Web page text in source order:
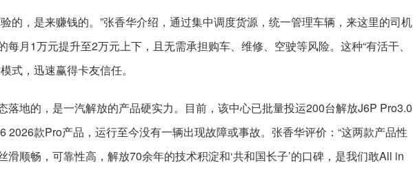
的，是来赚钱的。”张香华介绍，通过集中调度货源，统一管理车辆，来这里的司机
每月1万元提升至2万元上下，且无需承担购车、维修、空驶等风险。这种“有活干、
式，迅速赢得卡友信任。
落地的，是一汽解放的产品硬实力。目前，该中心已批量投运200台解放J6P Pro3.0
2026款Pro产品，运行至今没有一辆出现故障或事故。张香华评价：“这两款产品性
滑顺畅，可靠性高，解放70余年的技术积淀和‘共和国长子’的口碑，是我们敢All in